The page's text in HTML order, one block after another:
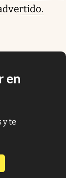
en
y te
nueva pestaña